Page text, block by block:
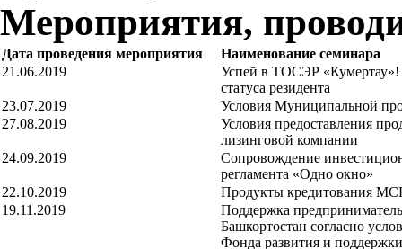
Мероприятия,
Дата проведения мероприятия
Наименование семинара
21.06.2019
Успей в ТОСЭР «Кумертау»!
статуса резидента
23.07.2019
Условия Муниципальной
27.08.2019
Условия предоставления
лизинговой компании
24.09.2019
Сопровождение
регламента «Одно окно»
22.10.2019
Продукты кредитования
19.11.2019
Поддержка
Башкортостан согласно
Фонда развития и